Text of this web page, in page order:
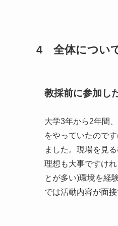
4 全体につい
教採前に参加し
大学3年から2年間
をやっていたので
ました。現場を見
理想も大事ですけ
とが多い)環境を経
では活動内容が面